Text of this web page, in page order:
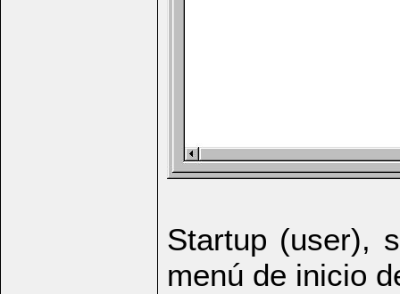
Startup (user),
menú de inicio